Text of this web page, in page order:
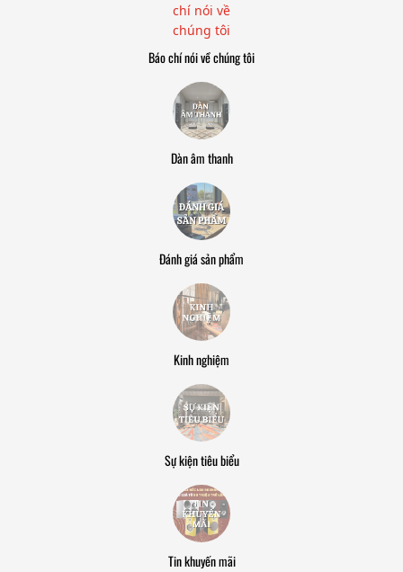
Báo chí nói về chúng tôi
Dàn âm thanh
Đánh giá sản phẩm
Kinh nghiệm
Sự kiện tiêu biểu
Tin khuyến mãi